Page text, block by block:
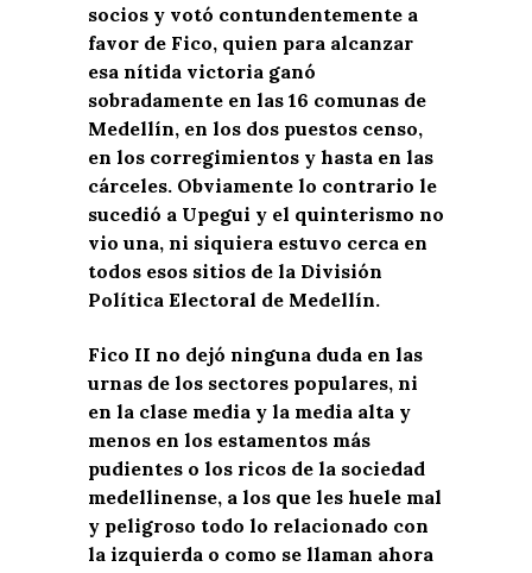
socios y votó contundentemente a
favor de Fico, quien para alcanzar
esa nítida victoria ganó
sobradamente en las 16 comunas de
Medellín, en los dos puestos censo,
en los corregimientos y hasta en las
cárceles. Obviamente lo contrario le
sucedió a Upegui y el quinterismo no
vio una, ni siquiera estuvo cerca en
todos esos sitios de la División
Política Electoral de Medellín.
Fico II no dejó ninguna duda en las
urnas de los sectores populares, ni
en la clase media y la media alta y
menos en los estamentos más
pudientes o los ricos de la sociedad
medellinense, a los que les huele mal
y peligroso todo lo relacionado con
la izquierda o como se llaman ahora